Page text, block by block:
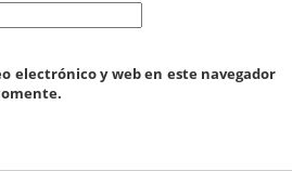
electrónico y web en este navegador